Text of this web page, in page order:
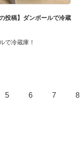
の投稿】ダンボールで冷蔵
で冷蔵庫！
5 6 7 8